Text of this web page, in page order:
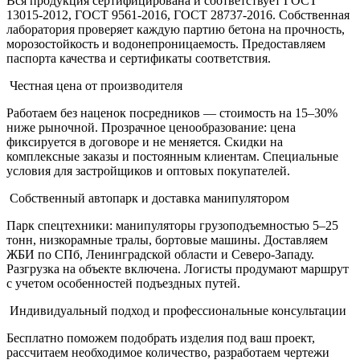
13015-2012, ГОСТ 9561-2016, ГОСТ 28737-2016. Собственная
лаборатория проверяет каждую партию бетона на прочность,
морозостойкость и водонепроницаемость. Предоставляем
паспорта качества и сертификаты соответствия.
Честная цена от производителя
Работаем без наценок посредников — стоимость на 15–30%
ниже рыночной. Прозрачное ценообразование: цена
фиксируется в договоре и не меняется. Скидки на
комплексные заказы и постоянным клиентам. Специальные
условия для застройщиков и оптовых покупателей.
Собственный автопарк и доставка манипулятором
Парк спецтехники: манипуляторы грузоподъемностью 5–25
тонн, низкорамные тралы, бортовые машины. Доставляем
ЖБИ по СПб, Ленинградской области и Северо-Западу.
Разгрузка на объекте включена. Логисты продумают маршрут
с учетом особенностей подъездных путей.
Индивидуальный подход и профессиональные консультации
Бесплатно поможем подобрать изделия под ваш проект,
рассчитаем необходимое количество, разработаем чертежи